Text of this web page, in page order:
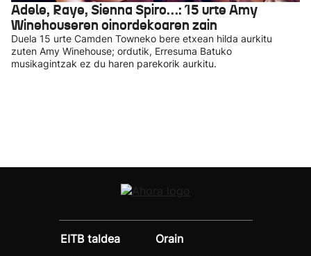
Adele, Raye, Sienna Spiro…: 15 urte Amy
Winehouseren oinordekoaren zain
Duela 15 urte Camden Towneko bere etxean hilda aurkitu
zuten Amy Winehouse; ordutik, Erresuma Batuko
musikagintzak ez du haren parekorik aurkitu.
EITB taldea
Orain